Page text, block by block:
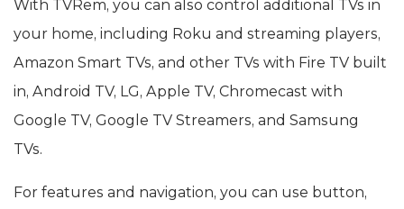
With TVRem, you can also control additional TVs in
your home, including Roku and streaming players,
Amazon Smart TVs, and other TVs with Fire TV built
in, Android TV, LG, Apple TV, Chromecast with
Google TV, Google TV Streamers, and Samsung
TVs.
For features and navigation, you can use button,